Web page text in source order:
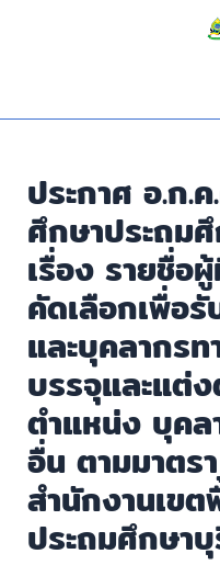
ประกาศ อ.ก.
ศึกษาประถม
เรื่อง รายชื่อ
คัดเลือกเพื่อรั
และบุคลากร
บรรจุและแต่
ตำแหน่ง บุคล
อื่น ตามมาต
สำนักงานเข
ประถมศึกษา